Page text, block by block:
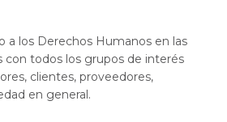
a los Derechos Humanos en las
con todos los grupos de interés
clientes, proveedores,
en general.